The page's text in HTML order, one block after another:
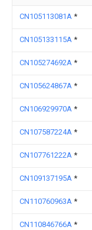
CN105113081A *
CN105133115A *
CN105274692A *
CN105624867A *
CN106929970A *
CN107587224A *
CN107761222A *
CN109137195A *
CN110760963A *
CN110846766A *